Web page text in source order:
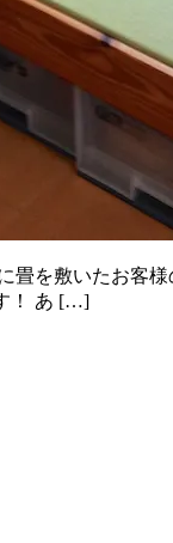
畳を敷いたお客
！ あ […]